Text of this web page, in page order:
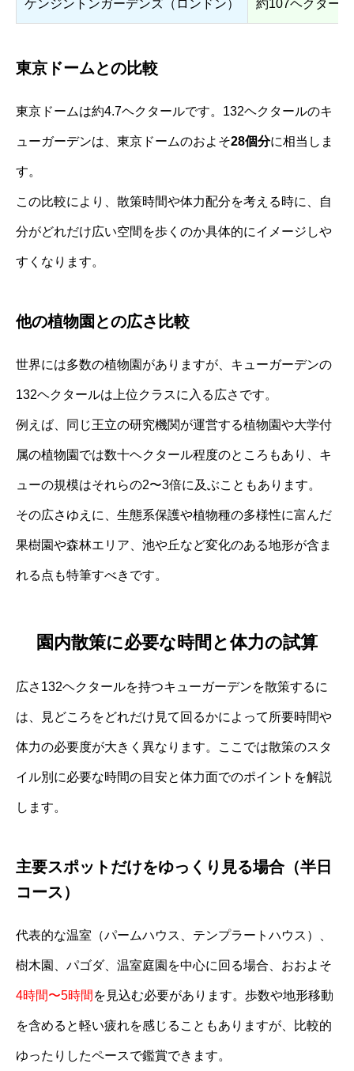
ケンジントンガーデンズ（ロンドン） 約107ヘクタール
東京ドームとの比較
東京ドームは約4.7ヘクタールです。132ヘクタールのキ
ューガーデンは、東京ドームのおよそ28個分に相当しま
す。
この比較により、散策時間や体力配分を考える時に、自
分がどれだけ広い空間を歩くのか具体的にイメージしや
すくなります。
他の植物園との広さ比較
世界には多数の植物園がありますが、キューガーデンの
132ヘクタールは上位クラスに入る広さです。
例えば、同じ王立の研究機関が運営する植物園や大学付
属の植物園では数十ヘクタール程度のところもあり、キ
ューの規模はそれらの2〜3倍に及ぶこともあります。
その広さゆえに、生態系保護や植物種の多様性に富んだ
果樹園や森林エリア、池や丘など変化のある地形が含ま
れる点も特筆すべきです。
園内散策に必要な時間と体力の試算
広さ132ヘクタールを持つキューガーデンを散策するに
は、見どころをどれだけ見て回るかによって所要時間や
体力の必要度が大きく異なります。ここでは散策のスタ
イル別に必要な時間の目安と体力面でのポイントを解説
します。
主要スポットだけをゆっくり見る場合（半日
コース）
代表的な温室（パームハウス、テンプラートハウス）、
樹木園、パゴダ、温室庭園を中心に回る場合、おおよそ
4時間〜5時間 を見込む必要があります。歩数や地形移動
を含めると軽い疲れを感じることもありますが、比較的
ゆったりしたペースで鑑賞できます。